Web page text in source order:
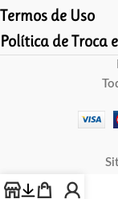
Termos de Uso
Política de Troca